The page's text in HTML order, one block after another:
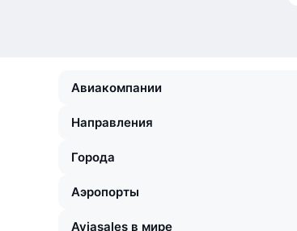
Авиакомпании
Направления
Города
Аэропорты
Aviasales в мире